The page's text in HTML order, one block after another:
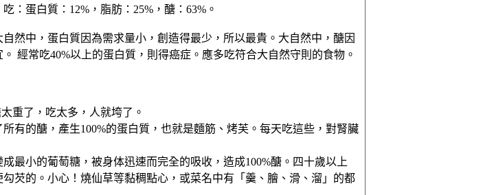
：蛋白質：12%，脂肪：25%，醣：63%。
然中，蛋白質因為需求量小，創造得最少，所以最貴。大自然中，醣因
經常吃40%以上的蛋白質，則得癌症。應多吃符合大自然守則的食物。
重了，吃太多，人就垮了。
有的醣，產生100%的蛋白質，也就是麵筋、烤芙。每天吃這些，對腎臟
最小的葡萄糖，被身体迅速而完全的吸收，造成100%醣。四十歲以上
芡的。小心！燒仙草等黏稠點心，或菜名中有「羹、膾、滑、溜」的都